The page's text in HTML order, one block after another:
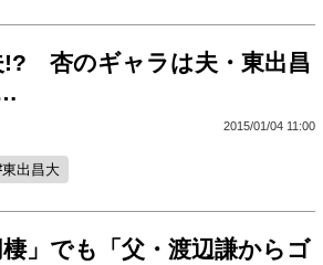
!? 杏のギャラは夫・東出昌
2015/01/04 11:00
東出昌大
」でも「父・渡辺謙からゴ